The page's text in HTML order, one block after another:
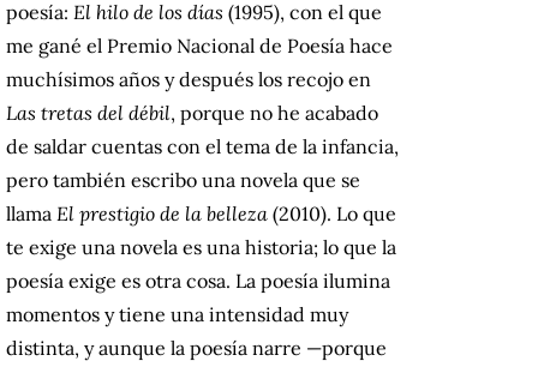
poesía: El hilo de los días (1995), con el que
me gané el Premio Nacional de Poesía hace
muchísimos años y después los recojo en
Las tretas del débil, porque no he acabado
de saldar cuentas con el tema de la infancia,
pero también escribo una novela que se
llama El prestigio de la belleza (2010). Lo que
te exige una novela es una historia; lo que la
poesía exige es otra cosa. La poesía ilumina
momentos y tiene una intensidad muy
distinta, y aunque la poesía narre —porque